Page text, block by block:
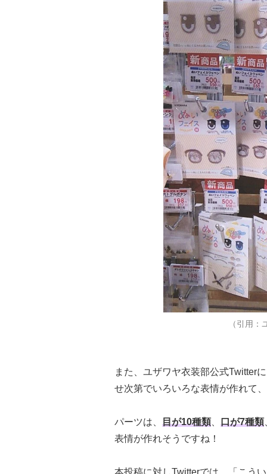
（引用：
また、ユザワヤ衣装部公式Twitter
せ次第でいろいろな表情が作れて
パーツは、 目が10種類、 口が7種類
表情が作れそうですね！
本投稿に対しTwitterでは、「こう